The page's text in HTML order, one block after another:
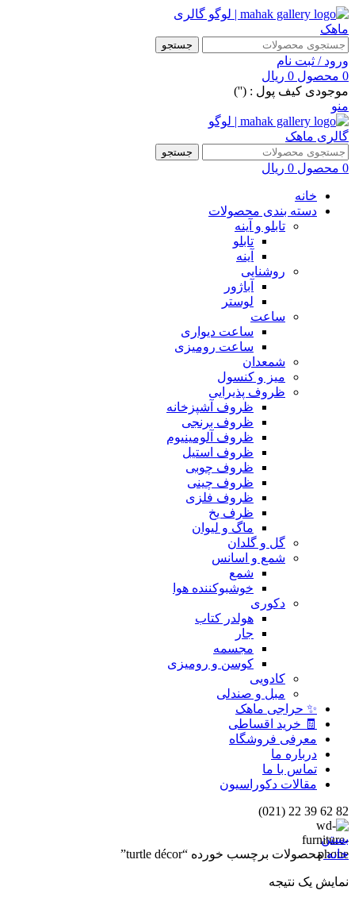
جستجو
ورود / ثبت نام
0 محصول 0 ریال
موجودی کیف پول : ('')
منو
جستجو
0 محصول 0 ریال
خانه
دسته بندی محصولات
تابلو و آینه
تابلو
آینه
روشنایی
آباژور
لوستر
ساعت
ساعت دیواری
ساعت رومیزی
شمعدان
میز و کنسول
ظروف پذیرایی
ظروف آشپزخانه
ظروف برنجی
ظروف آلومینیوم
ظروف استیل
ظروف چوبی
ظروف چینی
ظروف فلزی
ظرف یخ
ماگ و لیوان
گل و گلدان
شمع و اسانس
شمع
خوشبوکننده هوا
دکوری
هولدر کتاب
جار
مجسمه
کوسن و رومیزی
کادویی
مبل و صندلی
✨ حراجی ماهک
🧾 خرید اقساطی
معرفی فروشگاه
درباره ما
تماس با ما
مقالات دکوراسیون
82 62 39 22 (021)
بستن
خانهمحصولات برچسب خورده “turtle décor”
نمایش یک نتیجه